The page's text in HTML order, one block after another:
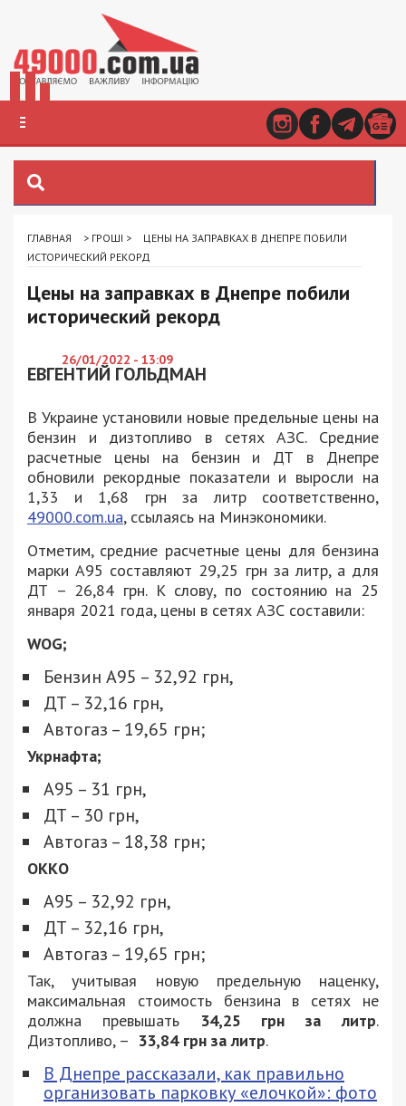
ГЛАВНАЯ > ГРОШІ >
ЦЕНЫ НА ЗАПРАВКАХ В ДНЕПРЕ ПОБИЛИ
ИСТОРИЧЕСКИЙ РЕКОРД
Цены на заправках в Днепре побили
исторический рекорд
26/01/2022 - 13:09
ЕВГЕНТИЙ ГОЛЬДМАН
В Украине установили новые предельные цены на
бензин и дизтопливо в сетях АЗС. Средние
расчетные цены на бензин и ДТ в Днепре
обновили рекордные показатели и выросли на
1,33 и 1,68 грн за литр соответственно,
49000.com.ua, ссылаясь на Минэкономики.
Отметим, средние расчетные цены для бензина
марки А95 составляют 29,25 грн за литр, а для
ДТ – 26,84 грн. К слову, по состоянию на 25
января 2021 года, цены в сетях АЗС составили:
WOG;
Бензин А95 – 32,92 грн,
ДТ – 32,16 грн,
Автогаз – 19,65 грн;
Укрнафта;
А95 – 31 грн,
ДТ – 30 грн,
Автогаз – 18,38 грн;
ОККО
А95 – 32,92 грн,
ДТ – 32,16 грн,
Автогаз – 19,65 грн;
Так, учитывая новую предельную наценку,
максимальная стоимость бензина в сетях не
должна превышать
34,25 грн за литр.
Дизтопливо, – 33,84 грн за литр.
В Днепре рассказали, как правильно
организовать парковку «елочкой»: фото